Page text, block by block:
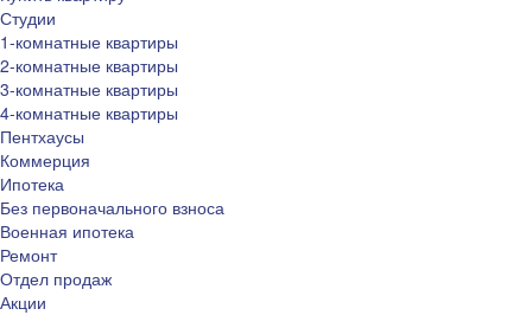
Студии
1-комнатные квартиры
2-комнатные квартиры
3-комнатные квартиры
4-комнатные квартиры
Пентхаусы
Коммерция
Ипотека
Без первоначального взноса
Военная ипотека
Ремонт
Отдел продаж
Акции